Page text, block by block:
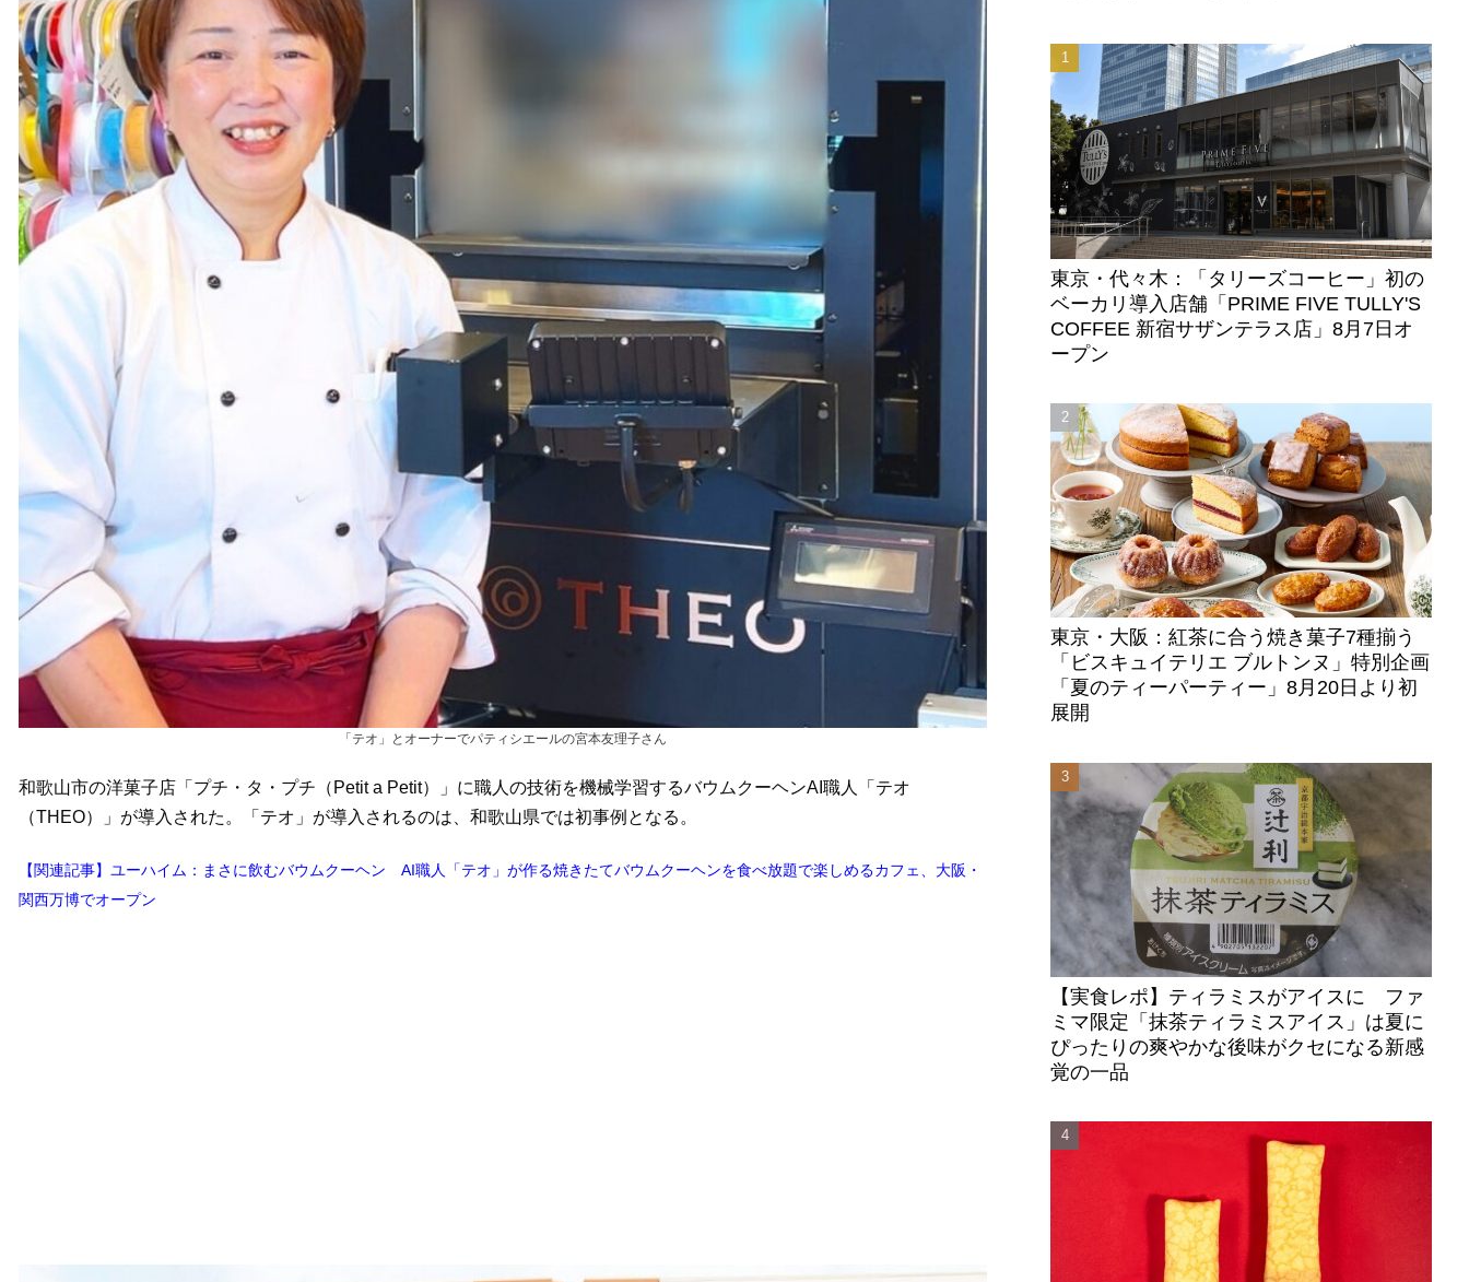
「テオ」とオーナーでパティシエールの宮本友理子さん
和歌山市の洋菓子店「プチ・タ・プチ（Petit a Petit）」に職人の技術を機械学習するバウムクーヘンAI職人「テオ
（THEO）」が導入された。「テオ」が導入されるのは、和歌山県では初事例となる。
【関連記事】ユーハイム：まさに飲むバウムクーヘン AI職人「テオ」が作る焼きたてバウムクーヘンを食べ放題で楽しめるカフェ、大阪・
関西万博でオープン
東京・代々木：「タリーズコーヒー」初の
ベーカリ導入店舗「PRIME FIVE TULLY'S
COFFEE 新宿サザンテラス店」8月7日オ
ープン
東京・大阪：紅茶に合う焼き菓子7種揃う
「ビスキュイテリエ ブルトンヌ」特別企画
「夏のティーパーティー」8月20日より初
展開
【実食レポ】ティラミスがアイスに ファ
ミマ限定「抹茶ティラミスアイス」は夏に
ぴったりの爽やかな後味がクセになる新感
覚の一品